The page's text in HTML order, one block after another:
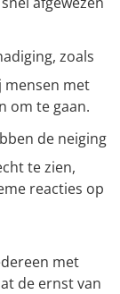
zoals
mensen met
om te gaan.
de neiging
te zien,
reacties op
met
de ernst van